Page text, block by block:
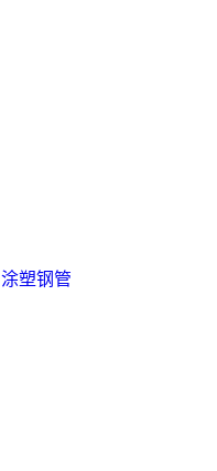
涂塑钢管